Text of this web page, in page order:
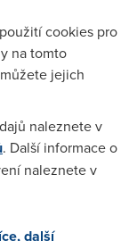
uz nic nenadelam.
tak tady je
dost lidi si na to
jsem tu na nej
uživatelům
cookies pro
na tomto
jejich
naleznete v
. Další informace o
naleznete v
další